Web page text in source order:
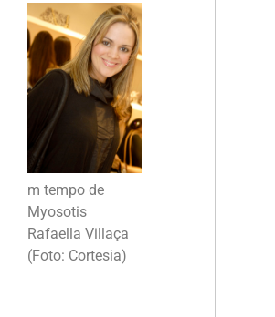
m tempo de
Myosotis
Rafaella Villaça
(Foto: Cortesia)